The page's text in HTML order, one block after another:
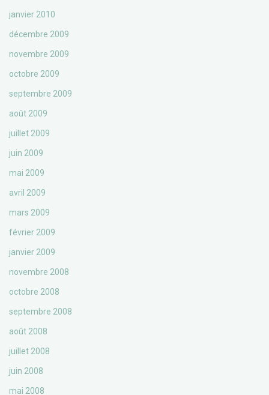
janvier 2010
décembre 2009
novembre 2009
octobre 2009
septembre 2009
août 2009
juillet 2009
juin 2009
mai 2009
avril 2009
mars 2009
février 2009
janvier 2009
novembre 2008
octobre 2008
septembre 2008
août 2008
juillet 2008
juin 2008
mai 2008